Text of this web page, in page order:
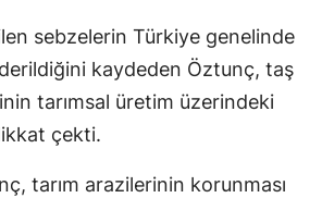
sebzelerin Türkiye genelinde
kaydeden Öztunç, taş
tarımsal üretim üzerindeki
çekti.
tarım arazilerinin korunması